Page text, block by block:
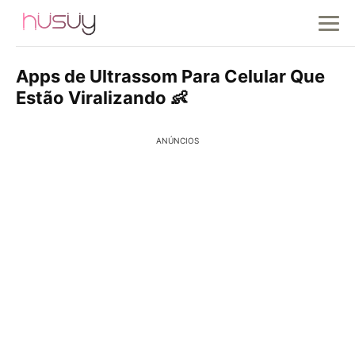
Apps de Ultrassom Para Celular Que
Estão Viralizando 👶
ANÚNCIOS